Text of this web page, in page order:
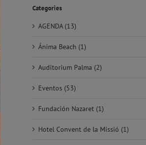
Categories
AGENDA (13)
Ánima Beach (1)
Auditorium Palma (2)
Eventos (53)
Fundación Nazaret (1)
Hotel Convent de la Missió (1)